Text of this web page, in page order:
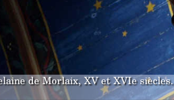
de Morlaix, XV et XVIe siècles.